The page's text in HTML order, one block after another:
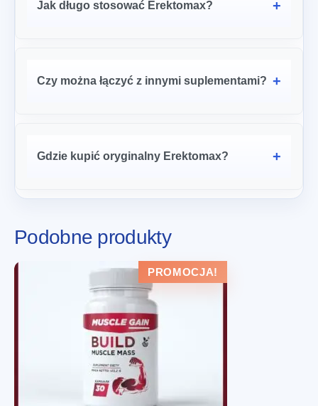
Jak długo stosować Erektomax?
Czy można łączyć z innymi suplementami?
Gdzie kupić oryginalny Erektomax?
Podobne produkty
PROMOCJA!